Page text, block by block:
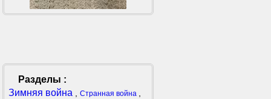
Разделы :
Зимняя война
Странная война